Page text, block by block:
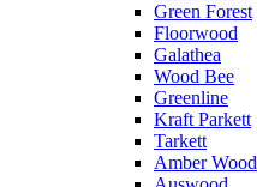
Green Forest
Floorwood
Galathea
Wood Bee
Greenline
Kraft Parkett
Tarkett
Amber Wood